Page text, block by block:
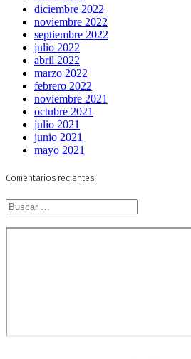
diciembre 2022
noviembre 2022
septiembre 2022
julio 2022
abril 2022
marzo 2022
febrero 2022
noviembre 2021
octubre 2021
julio 2021
junio 2021
mayo 2021
Comentarios recientes
Buscar: